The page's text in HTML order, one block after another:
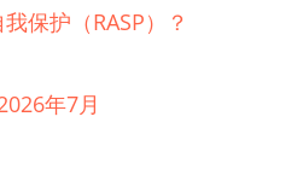
保护（RASP）？
年7月